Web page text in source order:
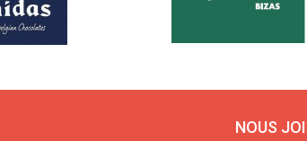
NOUS